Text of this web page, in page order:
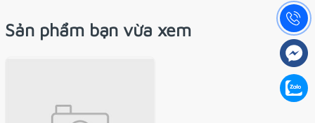
Sản phẩm bạn vừa xem